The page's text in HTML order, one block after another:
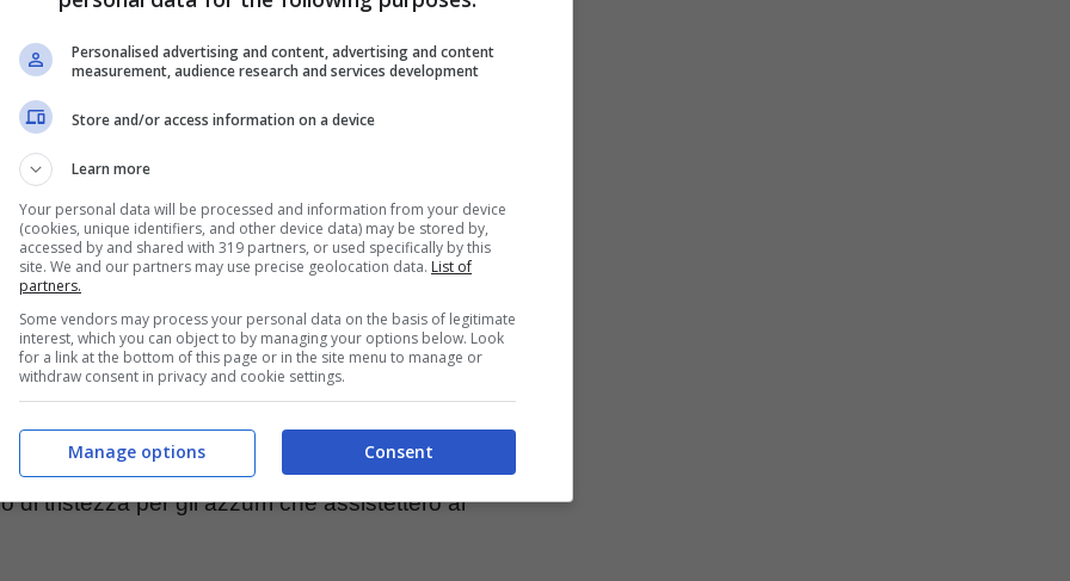
dai telespettatori italiani è il Festival di
, sta nuovamente per rinnovarsi bussando alle
identificatouna partita di calciodegli anni
in assoluto negli ultimi 34 anni.
dei Mondiali ’90che ha visto sfidarsi, in
del match, giocato il 3 luglio 1990, si possono
Diego Armando Maradona, Salvatore
si concluse inizialmente con un pareggio
di tristezza per gli azzurri che assistettero al
Personalised advertising and content, advertising and content
measurement, audience research and services development
Store and/or access information on a device
Learn more
Your personal data will be processed and information from your device
(cookies, unique identifiers, and other device data) may be stored by,
accessed by and shared with 319 partners, or used specifically by this
site. We and our partners may use precise geolocation data. List of
partners.
Some vendors may process your personal data on the basis of legitimate
interest, which you can object to by managing your options below. Look
for a link at the bottom of this page or in the site menu to manage or
withdraw consent in privacy and cookie settings.
Consent
Manage options